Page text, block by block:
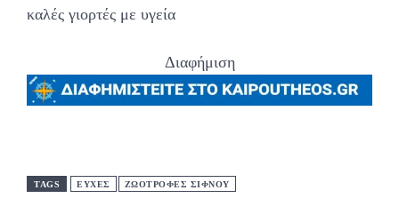
καλές γιορτές με υγεία
Διαφήμιση
TAGS ΕΥΧΕΣ ΖΩΟΤΡΟΦΕΣ ΣΙΦΝΟΥ